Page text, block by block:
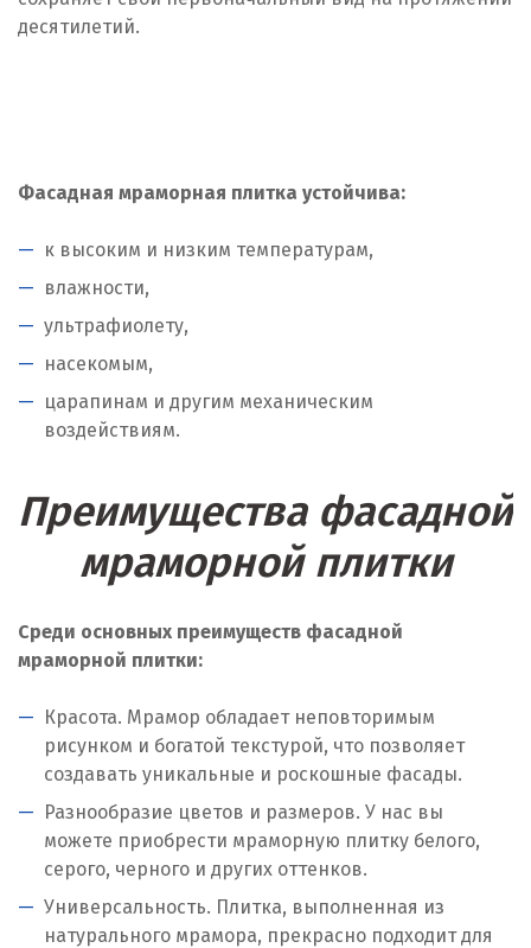
десятилетий.
Фасадная мраморная плитка устойчива:
к высоким и низким температурам,
влажности,
ультрафиолету,
насекомым,
царапинам и другим механическим
воздействиям.
Преимущества фасадной
мраморной плитки
Среди основных преимуществ фасадной
мраморной плитки:
Красота. Мрамор обладает неповторимым
рисунком и богатой текстурой, что позволяет
создавать уникальные и роскошные фасады.
Разнообразие цветов и размеров. У нас вы
можете приобрести мраморную плитку белого,
серого, черного и других оттенков.
Универсальность. Плитка, выполненная из
натурального мрамора, прекрасно подходит для